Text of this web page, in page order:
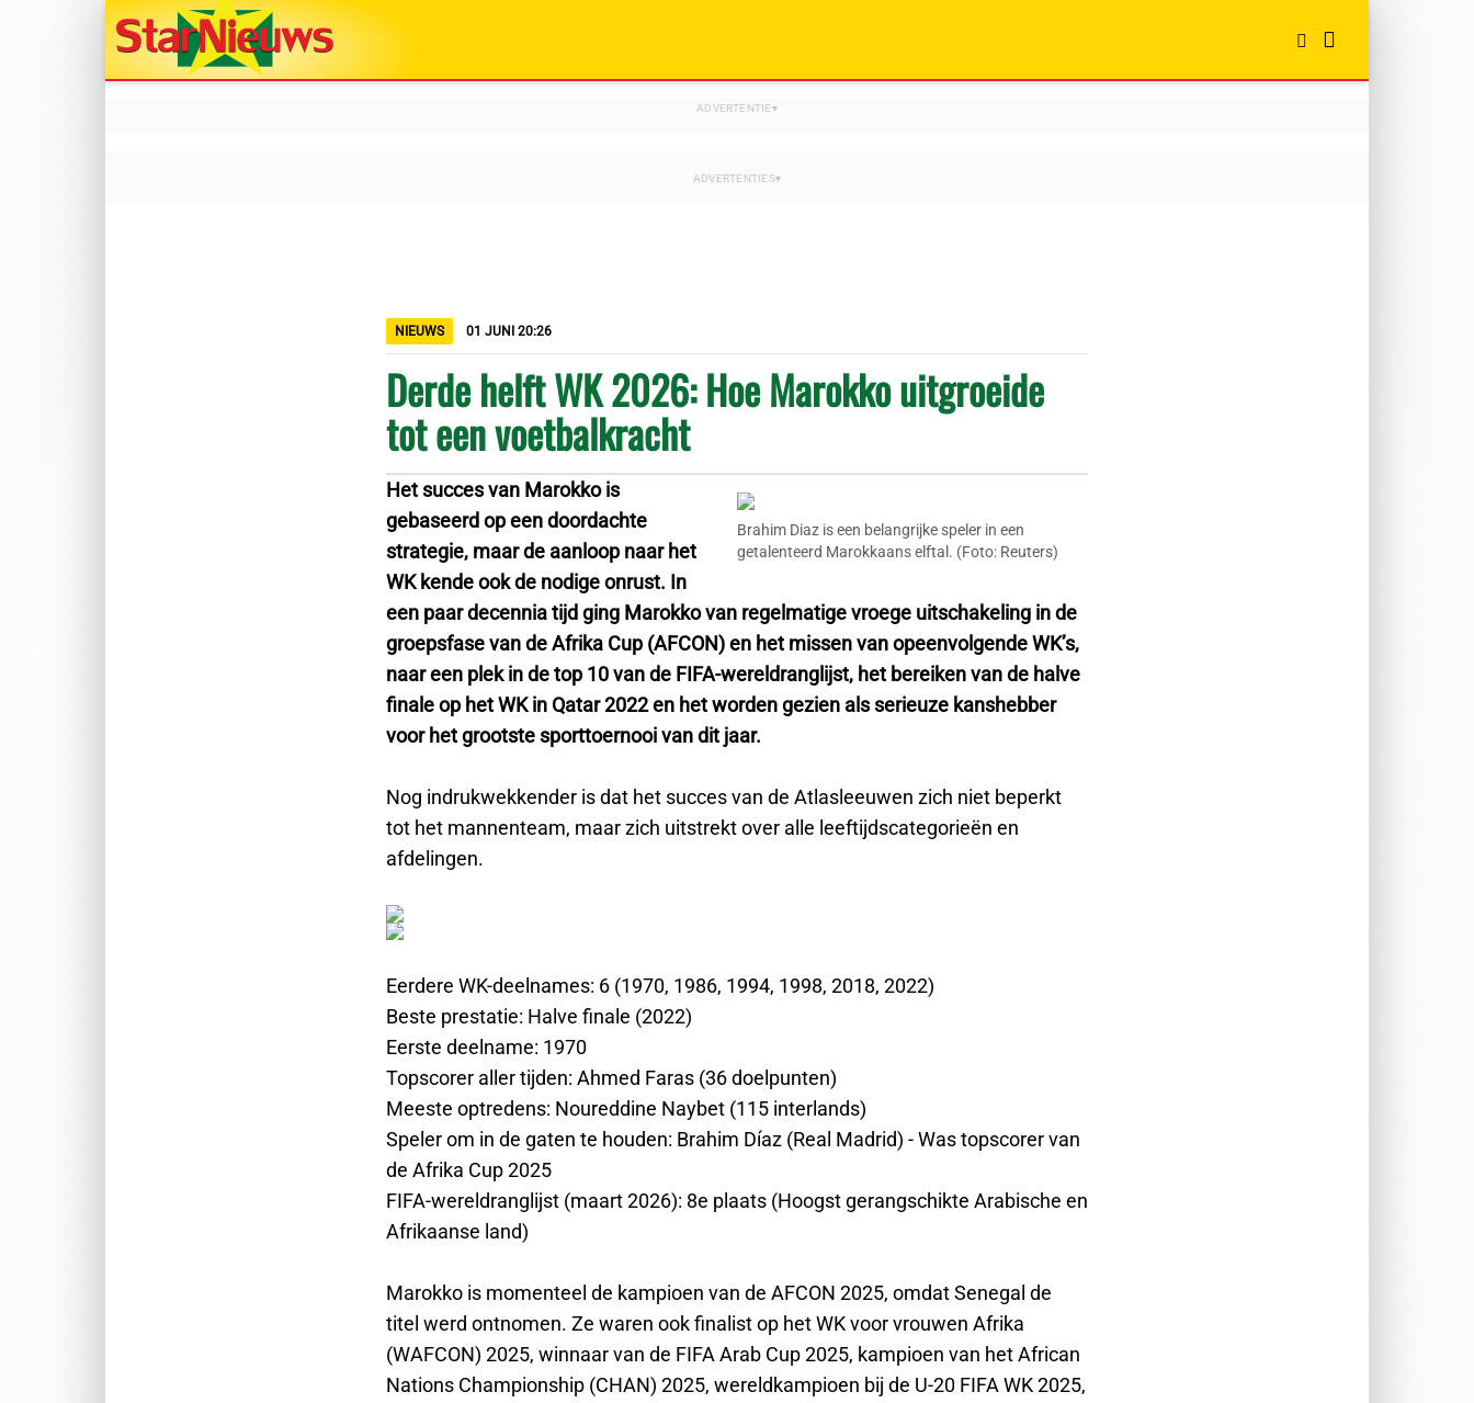
NIEUWS 01 JUNI 20:26
Derde helft WK 2026: Hoe Marokko uitgroeide
tot een voetbalkracht
Brahim Diaz is een belangrijke speler in een
getalenteerd Marokkaans elftal. (Foto: Reuters)
Het succes van Marokko is
gebaseerd op een doordachte
strategie, maar de aanloop naar het
WK kende ook de nodige onrust. In
een paar decennia tijd ging Marokko van regelmatige vroege uitschakeling in de
groepsfase van de Afrika Cup (AFCON) en het missen van opeenvolgende WK’s,
naar een plek in de top 10 van de FIFA-wereldranglijst, het bereiken van de halve
finale op het WK in Qatar 2022 en het worden gezien als serieuze kanshebber
voor het grootste sporttoernooi van dit jaar.
Nog indrukwekkender is dat het succes van de Atlasleeuwen zich niet beperkt
tot het mannenteam, maar zich uitstrekt over alle leeftijdscategorieën en
afdelingen.
Eerdere WK-deelnames: 6 (1970, 1986, 1994, 1998, 2018, 2022)
Beste prestatie: Halve finale (2022)
Eerste deelname: 1970
Topscorer aller tijden: Ahmed Faras (36 doelpunten)
Meeste optredens: Noureddine Naybet (115 interlands)
Speler om in de gaten te houden: Brahim Díaz (Real Madrid) - Was topscorer van
de Afrika Cup 2025
FIFA-wereldranglijst (maart 2026): 8e plaats (Hoogst gerangschikte Arabische en
Afrikaanse land)
Marokko is momenteel de kampioen van de AFCON 2025, omdat Senegal de
titel werd ontnomen. Ze waren ook finalist op het WK voor vrouwen Afrika
(WAFCON) 2025, winnaar van de FIFA Arab Cup 2025, kampioen van het African
Nations Championship (CHAN) 2025, wereldkampioen bij de U-20 FIFA WK 2025,